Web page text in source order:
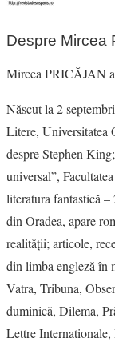
Despre Mircea
Mircea PRICĂJAN a
Născut la 2
Litere, Universitatea
despre Stephen
universal”,
literatura fantastică
din Oradea, apare
realităţii; articole,
din limba engleză în
Vatra, Tribuna,
duminică, Dilema,
Lettre Internationale,